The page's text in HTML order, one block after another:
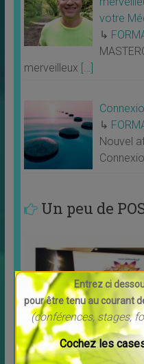
votre
↳
merveilleux […]
↳
Nouvel
Un peu de
Entrez ci
pour être tenu au courant
(conférences, stages,
Cochez les